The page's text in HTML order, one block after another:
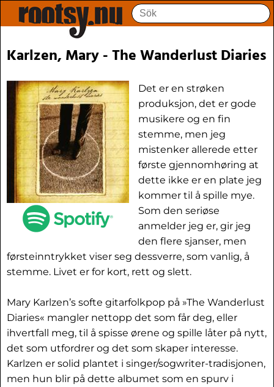
Karlzen, Mary - The Wanderlust Diaries
Det er en strøken
produksjon, det er gode
musikere og en fin
stemme, men jeg
mistenker allerede etter
første gjennomhøring at
dette ikke er en plate jeg
kommer til å spille mye.
Som den seriøse
anmelder jeg er, gir jeg
den flere sjanser, men
førsteinntrykket viser seg dessverre, som vanlig, å
stemme. Livet er for kort, rett og slett.
Mary Karlzen’s softe gitarfolkpop på »The Wanderlust
Diaries« mangler nettopp det som får deg, eller
ihvertfall meg, til å spisse ørene og spille låter på nytt,
det som utfordrer og det som skaper interesse.
Karlzen er solid plantet i singer/sogwriter-tradisjonen,
men hun blir på dette albumet som en spurv i